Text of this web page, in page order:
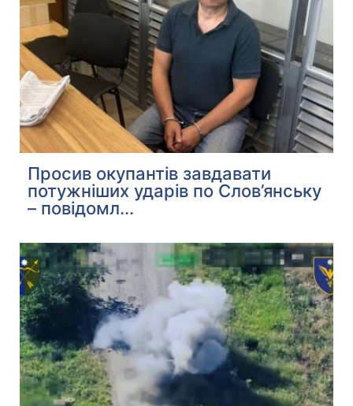
Просив окупантів завдавати
потужніших ударів по Слов’янську
– повідомл...